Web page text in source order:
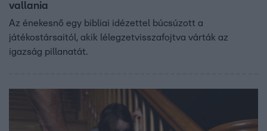
vallania
Az énekesnő egy bibliai idézettel búcsúzott a
játékostársaitól, akik lélegzetvisszafojtva várták az
igazság pillanatát.